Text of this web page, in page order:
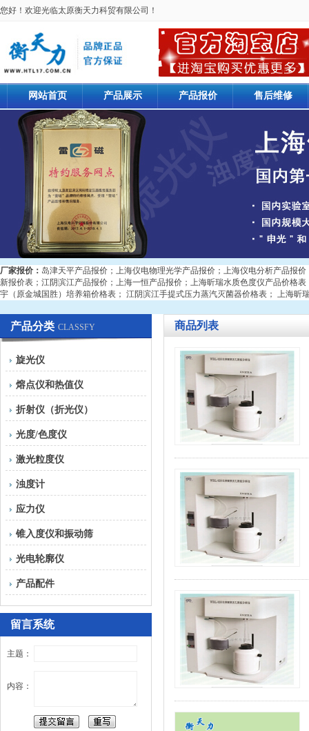
您好！欢迎光临太原衡天力科贸有限公司！
网站首页 产品展示 产品报价 售后维修
厂家报价： 岛津天平产品报价 ； 上海仪电物理光学产品报价 ； 上海仪电分析产品报价
新报价表 ； 江阴滨江产品报价 ； 上海一恒产品报价 ； 上海昕瑞水质色度仪产品价格表
宇（原金城国胜）培养箱价格表 ； 江阴滨江手提式压力蒸汽灭菌器价格表 ； 上海昕
产品分类 CLASSFY
旋光仪
熔点仪和热值仪
折射仪（折光仪）
光度/色度仪
激光粒度仪
浊度计
应力仪
锥入度仪和振动筛
光电轮廓仪
产品配件
留言系统
主题：
内容：
商品列表